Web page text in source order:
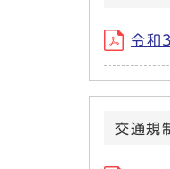
令和
交通規